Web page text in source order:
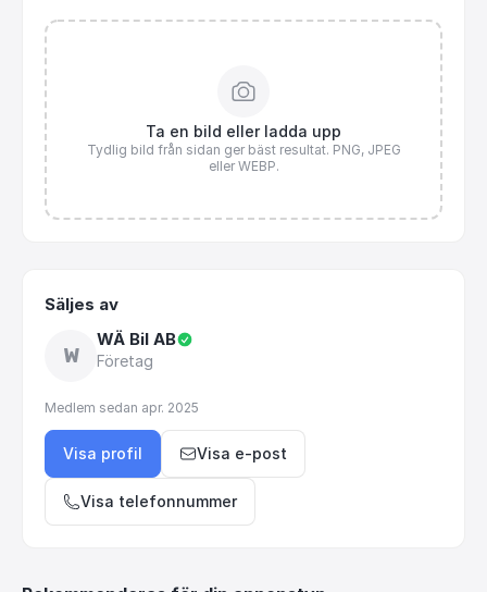
Ta en bild eller ladda upp
Tydlig bild från sidan ger bäst resultat. PNG, JPEG
eller WEBP.
Säljes av
W
WÄ Bil AB
Företag
Medlem sedan apr. 2025
Visa profil Visa e-post
Visa telefonnummer